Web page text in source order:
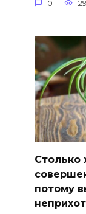
0 29
Столько
потому